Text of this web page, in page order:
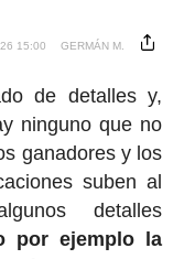
15:00 GERMÁN M.
de detalles y,
ninguno que no
ganadores y los
suben al
detalles
por ejemplo la